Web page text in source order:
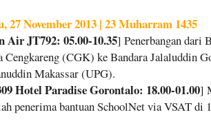
27 November 2013 | 23 Muharram 1435
Air JT792: 05.00-10.35] Penerbangan dari
Cengkareng (CGK) ke Bandara Jalaluddin
Makassar (UPG).
Hotel Paradise Gorontalo: 18.00-01.00]
penerima bantuan SchoolNet via VSAT di